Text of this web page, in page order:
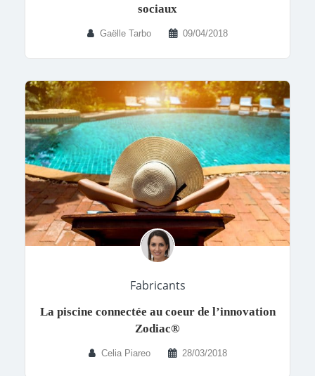
sociaux
Gaëlle Tarbo 09/04/2018
Fabricants
La piscine connectée au coeur de l’innovation
Zodiac®
Celia Piareo 28/03/2018